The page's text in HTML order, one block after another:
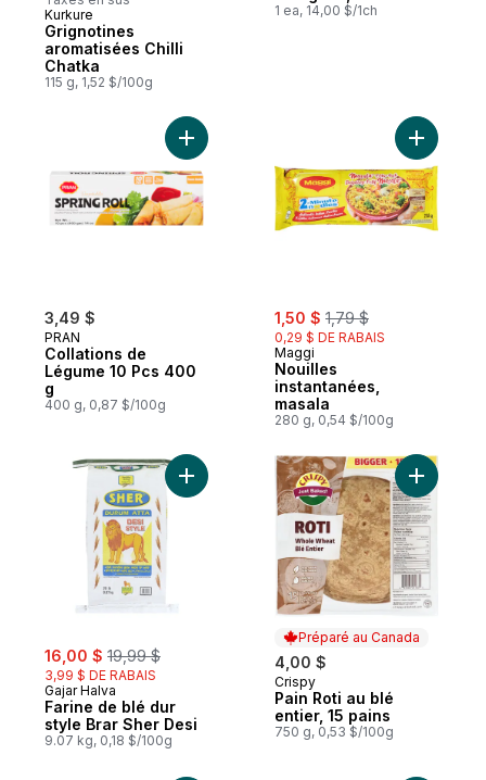
Préparé au Canada
Kurkure
Grignotines
aromatisées Chilli
Chatka
115 g, 1,52 $/100g
1 ea, 14,00 $/1ch
3,49 $
PRAN
Collations de
Légume 10 Pcs 400
g
400 g, 0,87 $/100g
Ajouter Collations de Légume 10 Pcs 400
sale:
1,50 $ , formerly:
1,79 $
0,29 $ DE RABAIS
Maggi
Nouilles
instantanées,
masala
280 g, 0,54 $/100g
Ajouter
sale:
16,00 $ , formerly:
19,99 $
3,99 $ DE RABAIS
Gajar Halva
Farine de blé dur
style Brar Sher Desi
9.07 kg, 0,18 $/100g
Ajouter Farine de blé dur style Brar Sher
Préparé au Canada
4,00 $
Préparé au Canada
Crispy
Pain Roti au blé
entier, 15 pains
750 g, 0,53 $/100g
Ajouter